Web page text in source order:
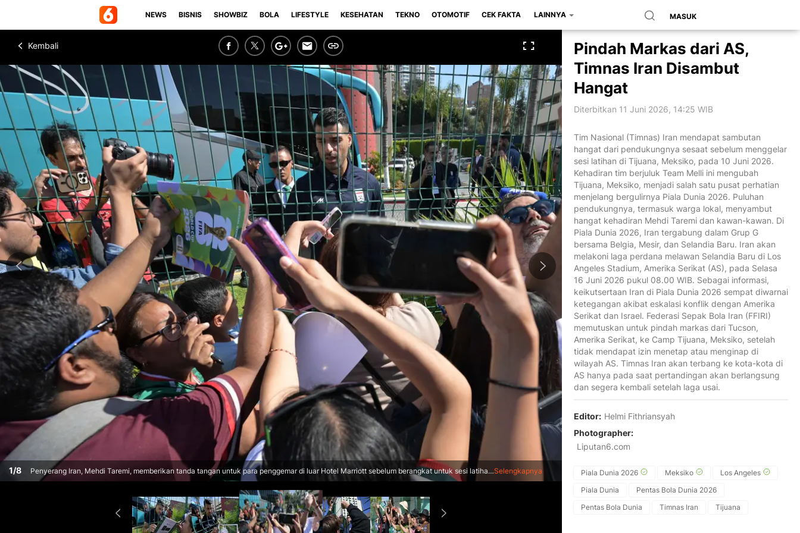
NEWS BISNIS SHOWBIZ BOLA LIFESTYLE KESEHATAN TEKNO OTOMOTIF CEK FAKTA LAINNYA MASUK
1/8
Penyerang Iran, Mehdi Taremi, memberikan tanda tangan untuk para penggemar di luar Hotel Marriott sebelum berangkat untuk sesi latihan
di Tijuana, Meksiko, pada 10 Juni 2026, menjelang turnamen sepak bola Piala Dunia FIFA 2026. (Guillermo Arias/AFP)
Selengkapnya
Meksiko, pada 10 Juni 2026, menjelang turnamen sepak bola
Pindah Markas dari AS,
Timnas Iran Disambut
Hangat
Diterbitkan 11 Juni 2026, 14:25 WIB
Tim Nasional (Timnas) Iran mendapat sambutan
hangat dari pendukungnya sesaat sebelum menggelar
sesi latihan di Tijuana, Meksiko, pada 10 Juni 2026.
Kehadiran tim berjuluk Team Melli ini mengubah
Tijuana, Meksiko, menjadi salah satu pusat perhatian
menjelang bergulirnya Piala Dunia 2026. Puluhan
pendukungnya, termasuk warga lokal, menyambut
hangat kehadiran Mehdi Taremi dan kawan-kawan. Di
Piala Dunia 2026, Iran tergabung dalam Grup G
bersama Belgia, Mesir, dan Selandia Baru. Iran akan
melakoni laga perdana melawan Selandia Baru di Los
Angeles Stadium, Amerika Serikat (AS), pada Selasa
16 Juni 2026 pukul 08.00 WIB. Sebagai informasi,
keikutsertaan Iran di Piala Dunia 2026 sempat diwarnai
ketegangan akibat eskalasi konflik dengan Amerika
Serikat dan Israel. Federasi Sepak Bola Iran (FFIRI)
memutuskan untuk pindah markas dari Tucson,
Amerika Serikat, ke Camp Tijuana, Meksiko, setelah
tidak mendapat izin menetap atau menginap di
wilayah AS. Timnas Iran akan terbang ke kota-kota di
AS hanya pada saat pertandingan akan berlangsung
dan segera kembali setelah laga usai.
Editor: Helmi Fithriansyah
Photographer:
Liputan6.com
Piala Dunia 2026 Meksiko
Los Angeles
Piala Dunia
Pentas Bola Dunia 2026
Pentas Bola Dunia
Timnas Iran Tijuana